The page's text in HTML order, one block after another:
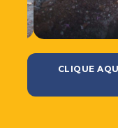
CLIQUE